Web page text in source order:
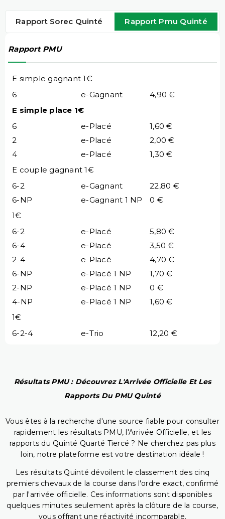
Rapport Sorec Quinté Rapport Pmu Quinté
Rapport PMU
E simple gagnant 1€
6
e-Gagnant
4,90 €
E simple place 1€
6
e-Placé
1,60 €
2
e-Placé
2,00 €
4
e-Placé
1,30 €
E couple gagnant 1€
6-2
e-Gagnant
22,80 €
6-NP
e-Gagnant 1 NP
0 €
1€
6-2
e-Placé
5,80 €
6-4
e-Placé
3,50 €
2-4
e-Placé
4,70 €
6-NP
e-Placé 1 NP
1,70 €
2-NP
e-Placé 1 NP
0 €
4-NP
e-Placé 1 NP
1,60 €
1€
6-2-4
e-Trio 12,20 €
Résultats PMU : Découvrez L'Arrivée Officielle Et Les
Rapports Du PMU Quinté
Vous êtes à la recherche d'une source fiable pour consulter
rapidement les résultats PMU, l'Arrivée Officielle, et les
rapports du Quinté Quarté Tiercé ? Ne cherchez pas plus
loin, notre plateforme est votre destination idéale !
Les résultats Quinté dévoilent le classement des cinq
premiers chevaux de la course dans l'ordre exact, confirmé
par l'arrivée officielle. Ces informations sont disponibles
quelques minutes seulement après la clôture de la course,
vous offrant une réactivité incomparable.